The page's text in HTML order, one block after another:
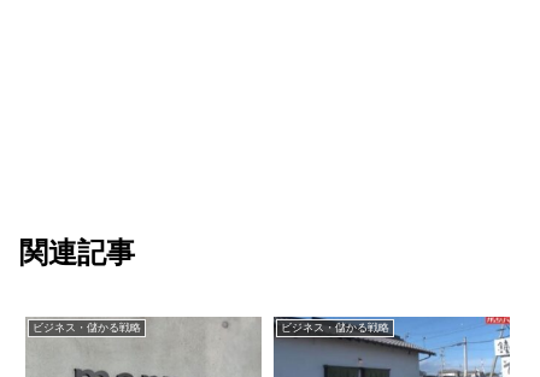
関連記事
ビジネス・儲かる戦略 ビジネス・儲かる戦略